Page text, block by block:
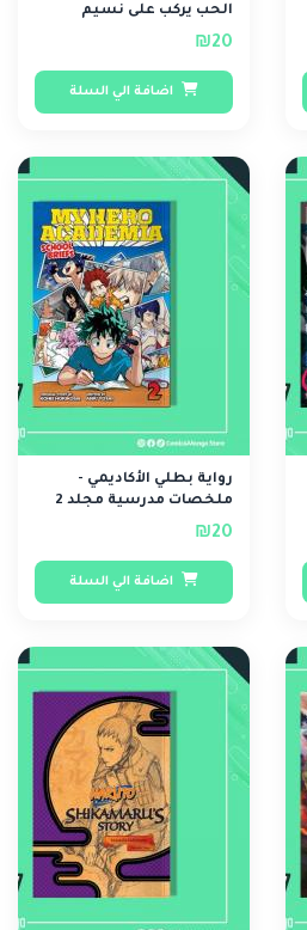
الحب يركب على نسيم
الربيع.
₪20
اضافة الي السلة
رواية بطلي الأكاديمي -
ملخصات مدرسية مجلد 2
₪20
اضافة الي السلة